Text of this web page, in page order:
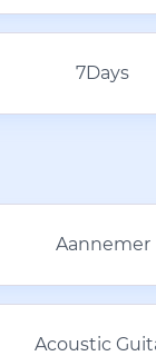
7Days
Aannemer
Acoustic